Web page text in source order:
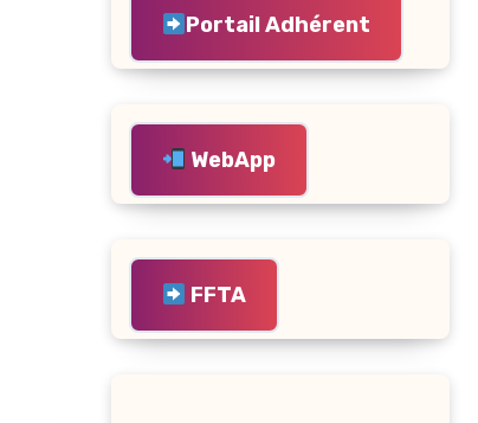
Portail Adhérent
WebApp
FFTA